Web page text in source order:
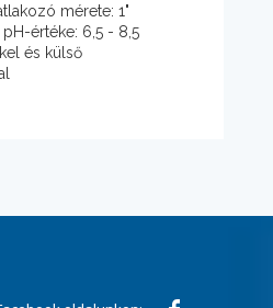
mérete: 1"
értéke: 6,5 - 8,5
és külső